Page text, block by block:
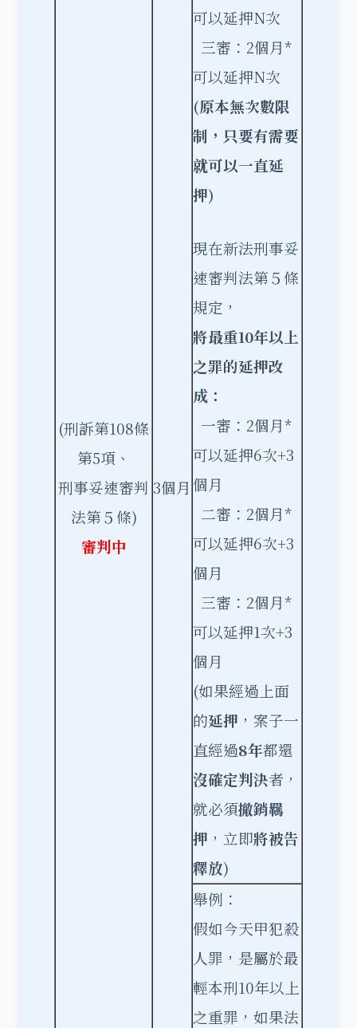
(刑訴第108條
第5項、
刑事妥速審判
法第５條)
審判中
3個月
可以延押N次
三審：2個月*
可以延押N次
(原本無次數限
制，只要有需要
就可以一直延
押)
現在新法刑事妥
速審判法第５條
規定，
將最重10年以上
之罪的延押改
成：
一審：2個月*
可以延押6次+3
個月
二審：2個月*
可以延押6次+3
個月
三審：2個月*
可以延押1次+3
個月
(如果經過上面
的延押 ，案子一
直經過8年都還
沒確定判決者，
就必須撤銷羈
押 ，立即將被告
釋放)
舉例：
假如今天甲犯殺
人罪，是屬於最
輕本刑10年以上
之重罪，如果法